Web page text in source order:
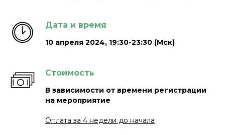
Дата и время
10 апреля 2024, 19:30-23:30 (Мск)
Стоимость
В зависимости от времени регистрации
на мероприятие
Оплата за 4 недели до начала